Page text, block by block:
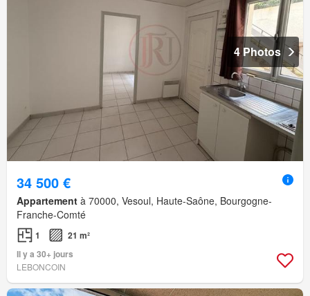
4 Photos
34 500 €
Appartement à 70000, Vesoul, Haute-Saône, Bourgogne-
Franche-Comté
1
21 m²
Il y a 30+ jours
LEBONCOIN